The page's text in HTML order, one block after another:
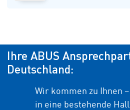
Ihre ABUS
Deutschland:
Wir kommen zu Ihnen –
in eine bestehende